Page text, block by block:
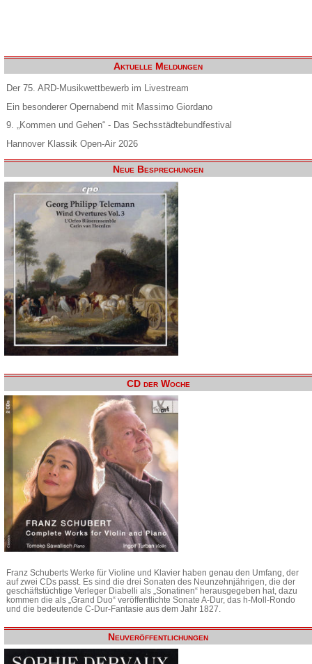
Aktuelle Meldungen
Der 75. ARD-Musikwettbewerb im Livestream
Ein besonderer Opernabend mit Massimo Giordano
9. „Kommen und Gehen“ - Das Sechsstädtebundfestival
Hannover Klassik Open-Air 2026
Neue Besprechungen
CD der Woche
Franz Schuberts Werke für Violine und Klavier haben genau den Umfang, der
auf zwei CDs passt. Es sind die drei Sonaten des Neunzehnjährigen, die der
geschäftstüchtige Verleger Diabelli als „Sonatinen“ herausgegeben hat, dazu
kommen die als „Grand Duo“ veröffentlichte Sonate A-Dur, das h-Moll-Rondo
und die bedeutende C-Dur-Fantasie aus dem Jahr 1827.
Neuveröffentlichungen